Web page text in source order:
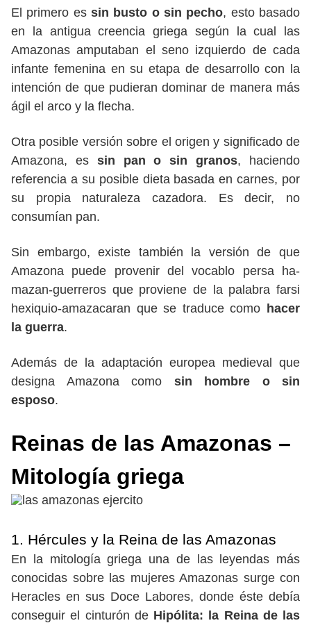
El primero es sin busto o sin pecho, esto basado
en la antigua creencia griega según la cual las
Amazonas amputaban el seno izquierdo de cada
infante femenina en su etapa de desarrollo con la
intención de que pudieran dominar de manera más
ágil el arco y la flecha.
Otra posible versión sobre el origen y significado de
Amazona, es sin pan o sin granos, haciendo
referencia a su posible dieta basada en carnes, por
su propia naturaleza cazadora. Es decir, no
consumían pan.
Sin embargo, existe también la versión de que
Amazona puede provenir del vocablo persa ha-
mazan-guerreros que proviene de la palabra farsi
hexiquio-amazacaran que se traduce como hacer
la guerra.
Además de la adaptación europea medieval que
designa Amazona como sin hombre o sin
esposo.
Reinas de las Amazonas –
Mitología griega
1. Hércules y la Reina de las Amazonas
En la mitología griega una de las leyendas más
conocidas sobre las mujeres Amazonas surge con
Heracles en sus Doce Labores, donde éste debía
conseguir el cinturón de Hipólita: la Reina de las